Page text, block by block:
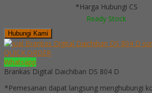
*Harga Hubungi CS
Ready Stock
Hubungi Kami
QUICK ORDER
Whatsapp
Brankas Digital Daichiban DS 804 D
*Pemesanan dapat langsung menghubungi